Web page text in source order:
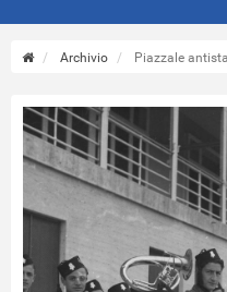
Archivio Piazzale